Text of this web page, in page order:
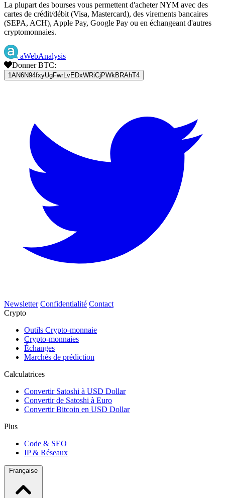
La plupart des bourses vous permettent d'acheter NYM avec des
cartes de crédit/débit (Visa, Mastercard), des virements bancaires
(SEPA, ACH), Apple Pay, Google Pay ou en échangeant d'autres
cryptomonnaies.
aWebAnalysis
Donner BTC:
1AN6N94fxyUgFwrLvEDxWRiCjPWkBRAhT4
Newsletter Confidentialité Contact
Crypto
Outils Crypto-monnaie
Crypto-monnaies
Échanges
Marchés de prédiction
Calculatrices
Convertir Satoshi à USD Dollar
Convertir de Satoshi à Euro
Convertir Bitcoin en USD Dollar
Plus
Code & SEO
IP & Réseaux